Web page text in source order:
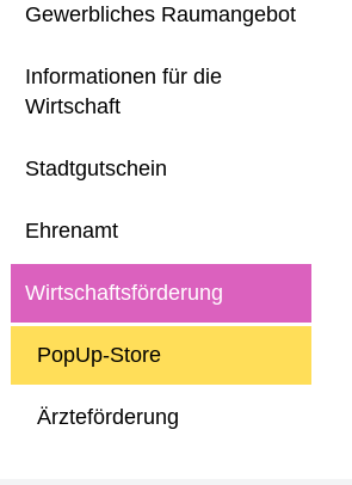
Gewerbliches Raumangebot
Informationen für die
Wirtschaft
Stadtgutschein
Ehrenamt
Wirtschaftsförderung
PopUp-Store
Ärzteförderung